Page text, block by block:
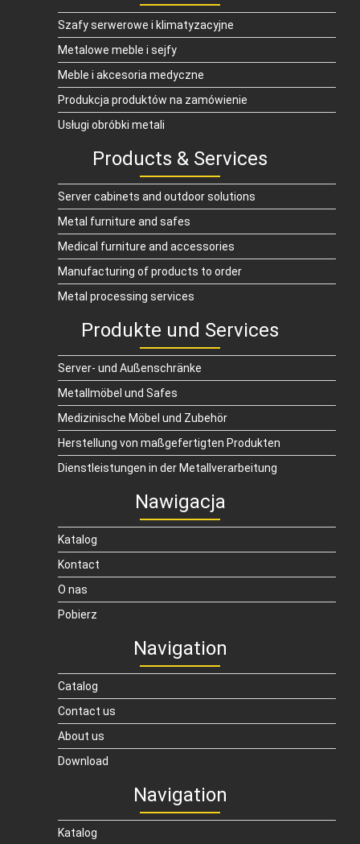
Szafy serwerowe i klimatyzacyjne
Metalowe meble i sejfy
Meble i akcesoria medyczne
Produkcja produktów na zamówienie
Usługi obróbki metali
Products & Services
Server cabinets and outdoor solutions
Metal furniture and safes
Medical furniture and accessories
Manufacturing of products to order
Metal processing services
Produkte und Services
Server- und Außenschränke
Metallmöbel und Safes
Medizinische Möbel und Zubehör
Herstellung von maßgefertigten Produkten
Dienstleistungen in der Metallverarbeitung
Nawigacja
Katalog
Kontact
O nas
Pobierz
Navigation
Catalog
Contact us
About us
Download
Navigation
Katalog